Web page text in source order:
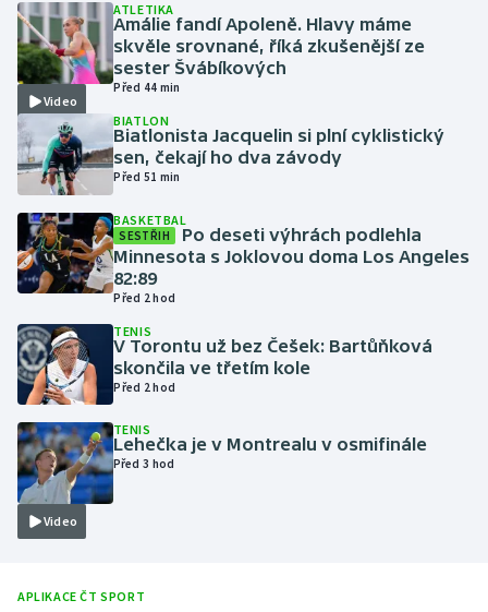
Jezdectví
Judo
Krasobruslení
Lezení
Lyže a snowboard
Moderní pětiboj
Motorsport
Olympijské hry
Parasport
Plavání
Ragby
Video
ATLETIKA
Amálie fandí Apoleně. Hlavy máme
skvěle srovnané, říká zkušenější ze
sester Švábíkových
Před 44 min
BIATLON
Biatlonista Jacquelin si plní cyklistický
sen, čekají ho dva závody
Před 51 min
BASKETBAL
SESTŘIH
Po deseti výhrách podlehla
Minnesota s Joklovou doma Los Angeles
82:89
Před 2 hod
TENIS
V Torontu už bez Češek: Bartůňková
skončila ve třetím kole
Před 2 hod
Video
TENIS
Lehečka je v Montrealu v osmifinále
Před 3 hod
APLIKACE ČT SPORT